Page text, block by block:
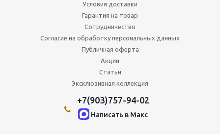
Условия доставки
Гарантия на товар
Сотрудничество
Согласие на обработку персональных данных
Публичная оферта
Акции
Статьи
Эксклюзивная коллекция
+7(903)757-94-02
Написать в Maкс